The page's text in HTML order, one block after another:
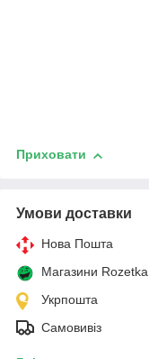
Приховати
Умови доставки
Нова Пошта
Магазини Rozetka
Укрпошта
Самовивіз